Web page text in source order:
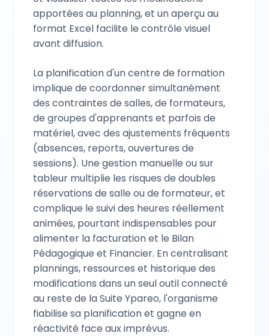
apportées au planning, et un aperçu au
format Excel facilite le contrôle visuel
avant diffusion.
La planification d'un centre de formation
implique de coordonner simultanément
des contraintes de salles, de formateurs,
de groupes d'apprenants et parfois de
matériel, avec des ajustements fréquents
(absences, reports, ouvertures de
sessions). Une gestion manuelle ou sur
tableur multiplie les risques de doubles
réservations de salle ou de formateur, et
complique le suivi des heures réellement
animées, pourtant indispensables pour
alimenter la facturation et le Bilan
Pédagogique et Financier. En centralisant
plannings, ressources et historique des
modifications dans un seul outil connecté
au reste de la Suite Ypareo, l'organisme
fiabilise sa planification et gagne en
réactivité face aux imprévus.